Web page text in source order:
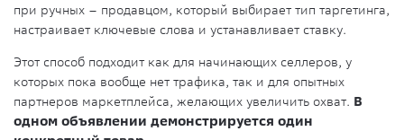
при ручных – продавцом, который выбирает тип таргетинга,
настраивает ключевые слова и устанавливает ставку.
Этот способ подходит как для начинающих селлеров, у
которых пока вообще нет трафика, так и для опытных
партнеров маркетплейса, желающих увеличить охват. В
одном объявлении демонстрируется один